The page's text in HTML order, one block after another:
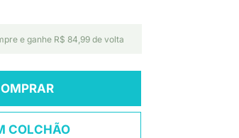
e ganhe R$ 84,99 de volta
COLCHÃO